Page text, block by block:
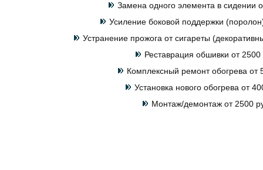
Замена одного элемента в сидении
Усиление боковой поддержки
Устранение прожога от сигареты
Реставрация обшивки от 2500
Комплексный ремонт обогрева от
Установка нового обогрева от
Монтаж/демонтаж от 2500